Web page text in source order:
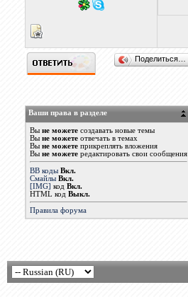
Поделиться…
Ваши права в разделе
Вы не можетесоздавать новые темы
Вы не можетеотвечать в темах
Вы не можетеприкреплять вложения
Вы не можетередактировать свои сообщения
BB коды Вкл.
Смайлы Вкл.
[IMG] код Вкл.
HTML код Выкл.
Правила форума